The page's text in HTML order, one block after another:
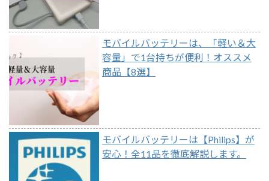
モバイルバッテリーは、「軽い＆大
容量」で1台持ちが便利！オススメ
商品【8選】
モバイルバッテリーは【Philips】が
安心！全11品を徹底解説します。